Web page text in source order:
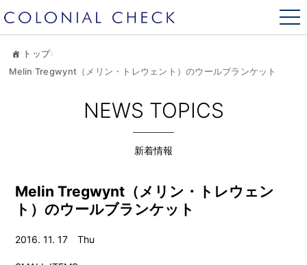
トップ›
Melin Tregwynt（メリン・トレウェント）のウールブランケット
NEWS TOPICS
新着情報
Melin Tregwynt（メリン・トレウェン
ト）のウールブランケット
2016. 11. 17 Thu